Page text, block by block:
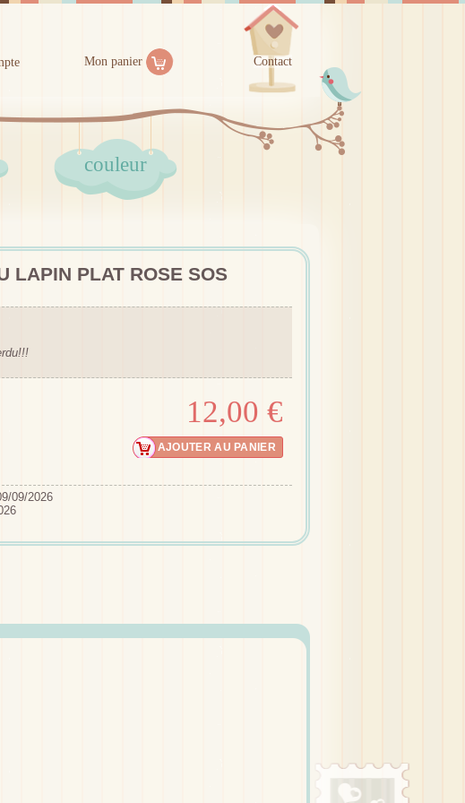
Mon panier Contact
couleur
LAPIN PLAT ROSE SOS
12,00 €
09/2026